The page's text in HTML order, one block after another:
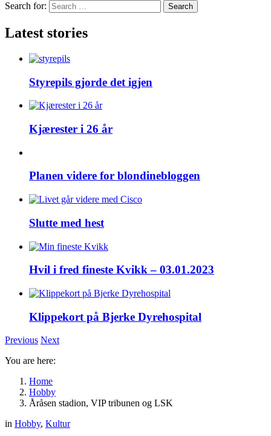
Search for:
Search
Latest stories
Styrepils gjorde det igjen
Kjærester i 26 år
Planen videre for blondinebloggen
Slutte med hest
Hvil i fred fineste Kvikk – 03.01.2023
Klippekort på Bjerke Dyrehospital
Previous Next
You are here:
Home
Hobby
Åråsen stadion, VIP tribunen og LSK
in Hobby, Kultur